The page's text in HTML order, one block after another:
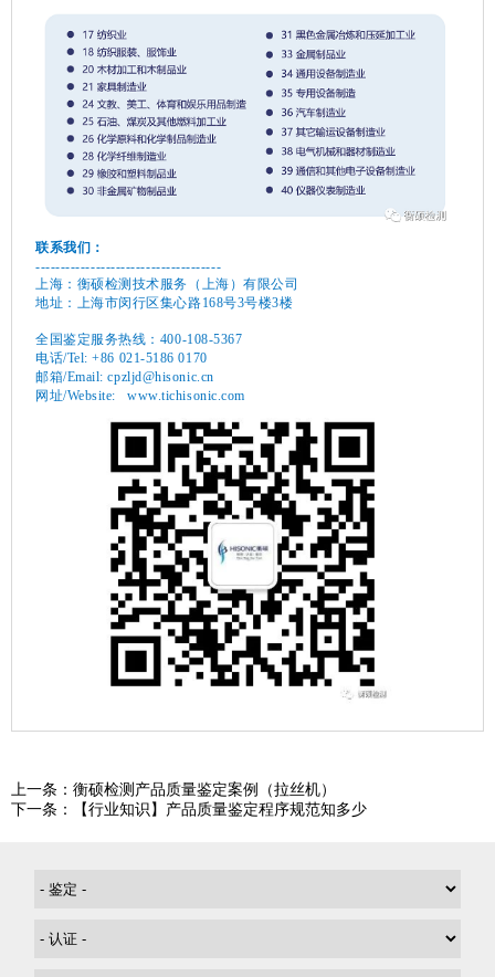
联系我们：
-------------------------------------
上海：衡硕检测技术服务（上海）有限公司
地址：上海市闵行区集心路168号3号楼3楼
全国鉴定服务热线：400-108-5367
电话/Tel: +86 021-5186 0170
邮箱/Email: cpzljd@hisonic.cn
网址/Website: www.tichisonic.com
上一条：衡硕检测产品质量鉴定案例（拉丝机）
下一条：【行业知识】产品质量鉴定程序规范知多少